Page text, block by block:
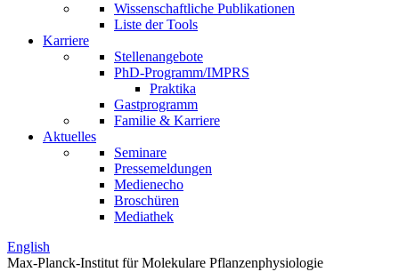
Wissenschaftliche Publikationen
Liste der Tools
Karriere
Stellenangebote
PhD-Programm/IMPRS
Praktika
Gastprogramm
Familie & Karriere
Aktuelles
Seminare
Pressemeldungen
Medienecho
Broschüren
Mediathek
English
Max-Planck-Institut für Molekulare Pflanzenphysiologie